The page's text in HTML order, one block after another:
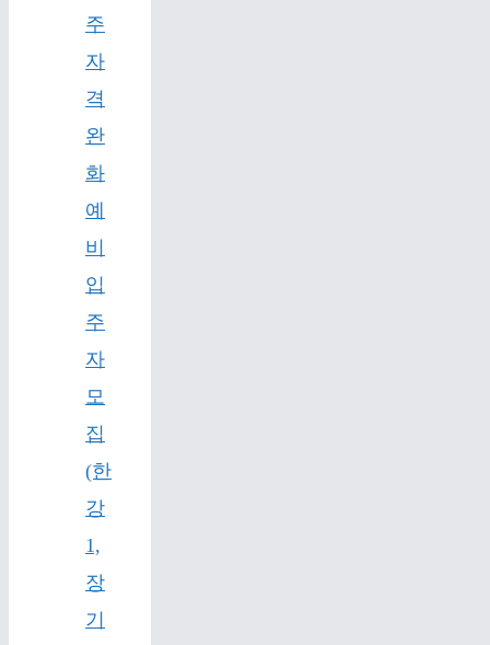
주
자
격
완
화
예
비
입
주
자
모
집
(한
강
1,
장
기